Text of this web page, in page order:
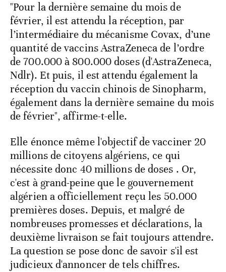
"Pour la dernière semaine du mois de
février, il est attendu la réception, par
l’intermédiaire du mécanisme Covax, d’une
quantité de vaccins AstraZeneca de l’ordre
de 700.000 à 800.000 doses (d'AstraZeneca,
Ndlr). Et puis, il est attendu également la
réception du vaccin chinois de Sinopharm,
également dans la dernière semaine du mois
de février", affirme-t-elle.
Elle énonce même l'objectif de vacciner 20
millions de citoyens algériens, ce qui
nécessite donc 40 millions de doses . Or,
c'est à grand-peine que le gouvernement
algérien a officiellement reçu les 50.000
premières doses. Depuis, et malgré de
nombreuses promesses et déclarations, la
deuxième livraison se fait toujours attendre.
La question se pose donc de savoir s'il est
judicieux d'annoncer de tels chiffres.